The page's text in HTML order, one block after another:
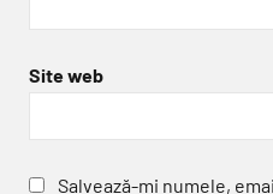
Site web
Salvează-mi numele,